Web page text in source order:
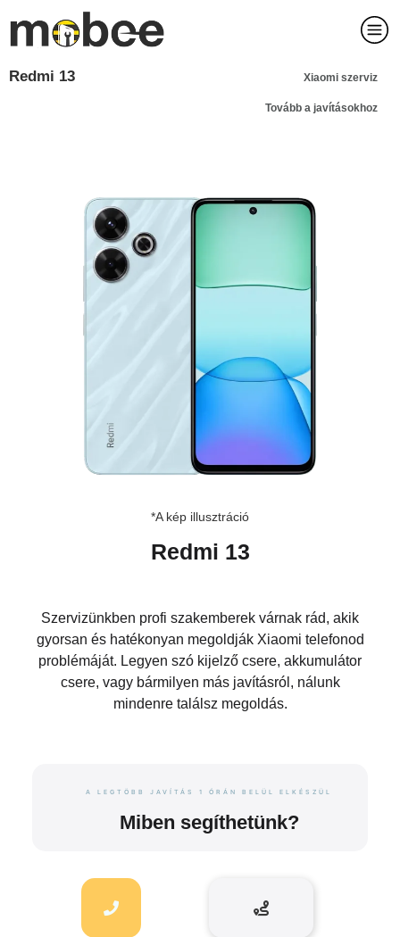
Redmi 13 Xiaomi szerviz
Tovább a javításokhoz
*A kép illusztráció
Redmi 13
Szervizünkben profi szakemberek várnak rád, akik
gyorsan és hatékonyan megoldják Xiaomi telefonod
problémáját. Legyen szó kijelző csere, akkumulátor
csere, vagy bármilyen más javításról, nálunk
mindenre találsz megoldás.
A LEGTÖBB JAVÍTÁS 1 ÓRÁN BELÜL ELKÉSZÜL
Miben segíthetünk?